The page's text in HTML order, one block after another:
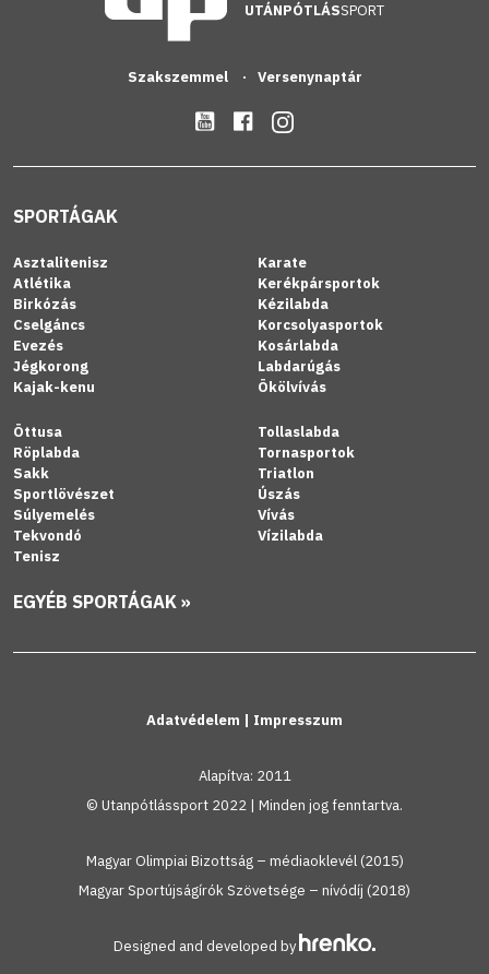
UTÁNPÓTLÁSSPORT
Szakszemmel Versenynaptár
SPORTÁGAK
Asztalitenisz
Atlétika
Birkózás
Cselgáncs
Evezés
Jégkorong
Kajak-kenu
Karate
Kerékpársportok
Kézilabda
Korcsolyasportok
Kosárlabda
Labdarúgás
Ökölvívás
Öttusa
Röplabda
Sakk
Sportlövészet
Súlyemelés
Tekvondó
Tenisz
Tollaslabda
Tornasportok
Triatlon
Úszás
Vívás
Vízilabda
EGYÉB SPORTÁGAK »
Adatvédelem | Impresszum
Alapítva: 2011
© Utanpótlássport 2022 | Minden jog fenntartva.
Magyar Olimpiai Bizottság – médiaoklevél (2015)
Magyar Sportújságírók Szövetsége – nívódíj (2018)
Designed and developed by